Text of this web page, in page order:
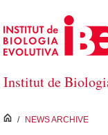
Saltar al contenido
Institut de
inici
/ NEWS ARCHIVE